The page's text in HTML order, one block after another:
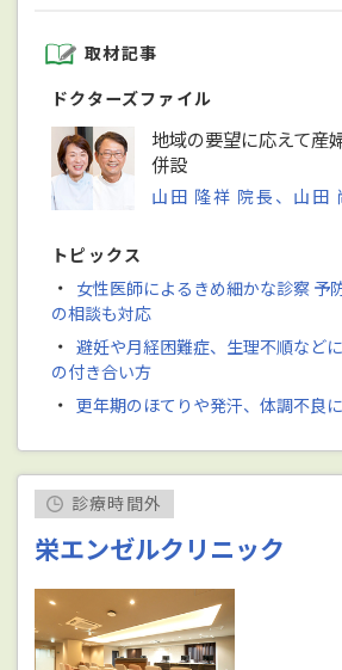
取材記事
ドクターズファイル
地域の要望に応えて産
併設
山田 隆祥 院長、山田
トピックス
・ 女性医師によるきめ細かな診察 予
の相談も対応
・ 避妊や月経困難症、生理不順など
の付き合い方
・ 更年期のほてりや発汗、体調不良
診療時間外
栄エンゼルクリニック